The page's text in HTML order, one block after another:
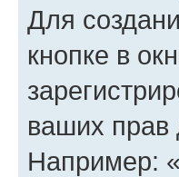
Для
кнопке в
ваших прав
Например: